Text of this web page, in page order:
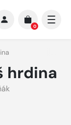
0
hrdina